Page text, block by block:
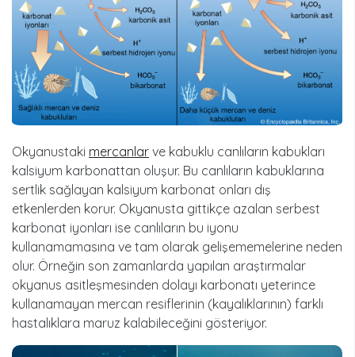
Okyanustaki mercanlar ve kabuklu canlıların kabukları
kalsiyum karbonattan oluşur. Bu canlıların kabuklarına
sertlik sağlayan kalsiyum karbonat onları dış
etkenlerden korur. Okyanusta gittikçe azalan serbest
karbonat iyonları ise canlıların bu iyonu
kullanamamasına ve tam olarak gelişememelerine neden
olur. Örneğin son zamanlarda yapılan araştırmalar
okyanus asitleşmesinden dolayı karbonatı yeterince
kullanamayan mercan resiflerinin (kayalıklarının) farklı
hastalıklara maruz kalabileceğini gösteriyor.